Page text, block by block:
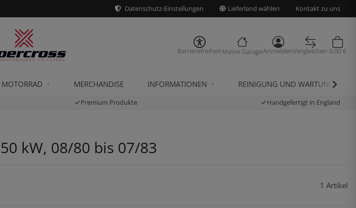
Datenschutz-Einstellungen Lieferland wählen Kontakt zu uns
BarrierefreiheitMeine GarageAnmeldenVergleichen 0,00 €
MOTORRAD MERCHANDISE INFORMATIONEN REINIGUNG UND WARTUNG
Premium Produkte Handgefertigt in England
kW, 08/80 bis 07/83
1 Artikel